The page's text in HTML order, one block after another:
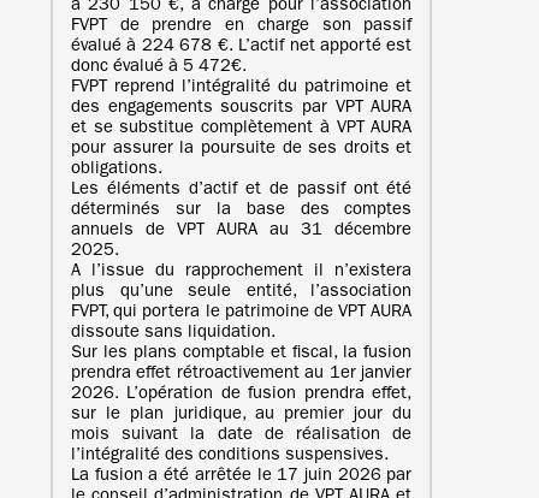
à 230 150 €, à charge pour l’association
FVPT de prendre en charge son passif
évalué à 224 678 €. L’actif net apporté est
donc évalué à 5 472€.
FVPT reprend l’intégralité du patrimoine et
des engagements souscrits par VPT AURA
et se substitue complètement à VPT AURA
pour assurer la poursuite de ses droits et
obligations.
Les éléments d’actif et de passif ont été
déterminés sur la base des comptes
annuels de VPT AURA au 31 décembre
2025.
A l’issue du rapprochement il n’existera
plus qu’une seule entité, l’association
FVPT, qui portera le patrimoine de VPT AURA
dissoute sans liquidation.
Sur les plans comptable et fiscal, la fusion
prendra effet rétroactivement au 1er janvier
2026. L’opération de fusion prendra effet,
sur le plan juridique, au premier jour du
mois suivant la date de réalisation de
l’intégralité des conditions suspensives.
La fusion a été arrêtée le 17 juin 2026 par